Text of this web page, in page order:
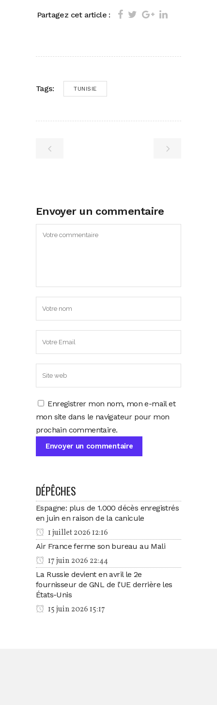
Partagez cet article :
Tags: TUNISIE
Envoyer un commentaire
Enregistrer mon nom, mon e-mail et
mon site dans le navigateur pour mon
prochain commentaire.
DÉPÊCHES
Espagne: plus de 1.000 décès enregistrés
en juin en raison de la canicule
1 juillet 2026 12:16
Air France ferme son bureau au Mali
17 juin 2026 22:44
La Russie devient en avril le 2e
fournisseur de GNL de l’UE derrière les
États-Unis
15 juin 2026 15:17